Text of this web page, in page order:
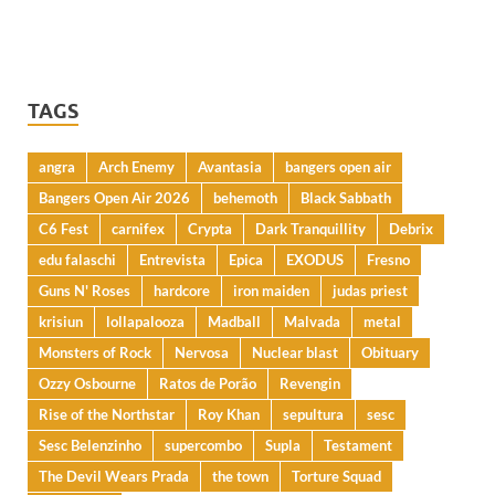
TAGS
angra Arch Enemy Avantasia
bangers open air
Bangers Open Air 2026
behemoth
Black Sabbath
C6 Fest
carnifex Crypta Dark Tranquillity
Debrix
edu falaschi
Entrevista Epica EXODUS
Fresno
Guns N' Roses
hardcore iron maiden
judas priest
krisiun
lollapalooza Madball Malvada
metal
Monsters of Rock
Nervosa Nuclear blast
Obituary
Ozzy Osbourne
Ratos de Porão
Revengin
Rise of the Northstar
Roy Khan sepultura
sesc
Sesc Belenzinho
supercombo Supla
Testament
The Devil Wears Prada
the town Torture Squad